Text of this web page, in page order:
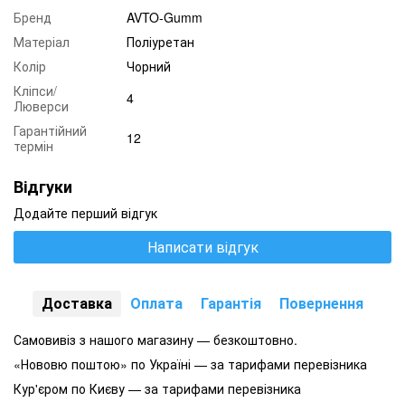
Бренд
AVTO-Gumm
Матеріал
Поліуретан
Колір
Чорний
Кліпси/
Люверси
4
Гарантійний
термін
12
Відгуки
Додайте перший відгук
Написати відгук
Доставка Оплата Гарантія Повернення
Самовивіз з нашого магазину — безкоштовно.
«Нововю поштою» по Україні — за тарифами перевізника
Кур'єром по Києву — за тарифами перевізника